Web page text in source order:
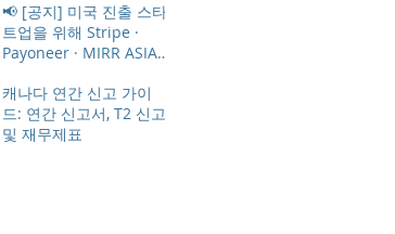
📢 [공지] 미국 진출 스타
트업을 위해 Stripe ·
Payoneer · MIRR ASIA
캐나다 연간 신고 가이
드: 연간 신고서, T2 신고
및 재무제표